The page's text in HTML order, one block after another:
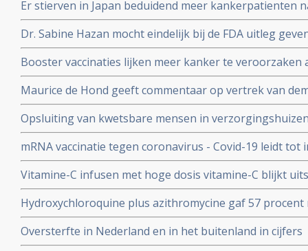
Er stierven in Japan beduidend meer kankerpatienten
vaccinatie in vergelijking met andere jaren
Dr. Sabine Hazan mocht eindelijk bij de FDA uitleg
complementaire middelen en de samenstelling van de
Booster vaccinaties lijken meer kanker te veroorzaken
en waarschuwt voor gebruik van mRNA vaccins als
Maurice de Hond geeft commentaar op vertrek van
Kuipers en verhoor van Fauci in Amerika en weerlegt
genadeloze analyse
Opsluiting van kwetsbare mensen in
de slechtst mogelijke resultaten
mRNA vaccinatie tegen coronavirus - Covid-19 leidt
natuurlijke infectie met Sars-Cov-2 leidt tot langdurige
Vitamine-C infusen met hoge dosis vitamine-C blijkt
besmet met het corona virus (COVID-19) en al met
Studie.
Hydroxychloroquine plus azithromycine gaf 57
coronavirus besmetting bij patienten opgenomen in
Belgische studie
Oversterfte in Nederland en in het buitenland in cijfers